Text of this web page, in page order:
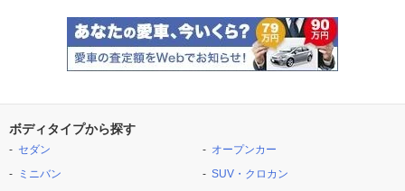
ボディタイプから探す
セダン
ミニバン
オープンカー
SUV・クロカン